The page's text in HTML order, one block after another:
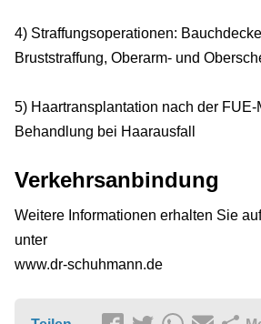
4) Straffungsoperationen:
Bruststraffung, Oberarm- und
5) Haartransplantation nach der
Behandlung bei Haarausfall
Verkehrsanbindung
Weitere Informationen erhalten Sie
unter
www.dr-schuhmann.de